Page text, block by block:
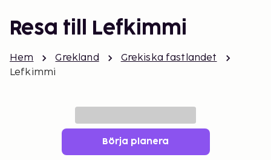
Resa till Lefkimmi
Hem Grekland
Grekiska fastlandet
Lefkimmi
Börja planera